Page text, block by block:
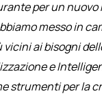
per un nuovo
messo in
vicini ai bisogni
e
strumenti per la